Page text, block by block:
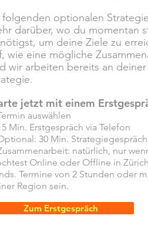
folgenden optionalen
darüber, wo du momentan
um deine Ziele zu
wie eine mögliche
wir arbeiten bereits an
jetzt mit einem
in auswählen
Min. Erstgespräch via Telefon
30 Min.
natürlich, nur
Online oder Offline in
Termine von 2 Stunden oder
Region sein.
Zum Erstgespräch